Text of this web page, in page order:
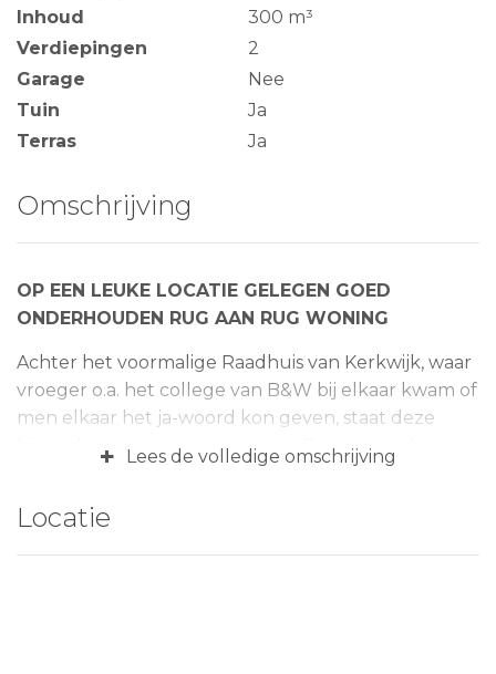
Inhoud
300 m³
Verdiepingen
2
Garage
Nee
Tuin
Ja
Terras
Ja
Omschrijving
OP EEN LEUKE LOCATIE GELEGEN GOED
ONDERHOUDEN RUG AAN RUG WONING
Achter het voormalige Raadhuis van Kerkwijk, waar
vroeger o.a. het college van B&W bij elkaar kwam of
men elkaar het ja-woord kon geven, staat deze
bijzondere rug aan rug woning. De woning dateert
van 2011 en is gelegen op een perceel van 57 m2.De
met veel groen en voldoende parkeergelegenheid.
De woning beschikt o.a. over een lichte woonkamer
+ Lees de volledige omschrijving
Locatie